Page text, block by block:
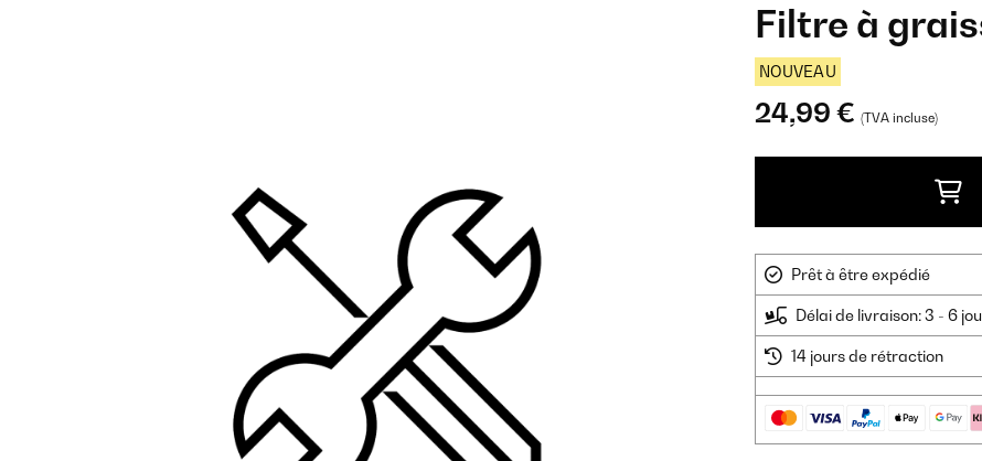
Filtre à
NOUVEAU
24,99 € (TVA incluse)
Prêt à être expédié
Délai de livraison: 3 - 6
14 jours de rétraction